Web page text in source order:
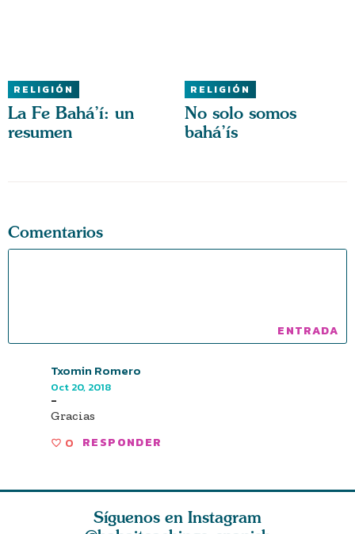
RELIGIÓN
La Fe Bahá’í: un
resumen
RELIGIÓN
No solo somos
bahá’ís
Comentarios
Txomin Romero
Oct 20, 2018
-
Gracias
0 RESPONDER
Síguenos en Instagram